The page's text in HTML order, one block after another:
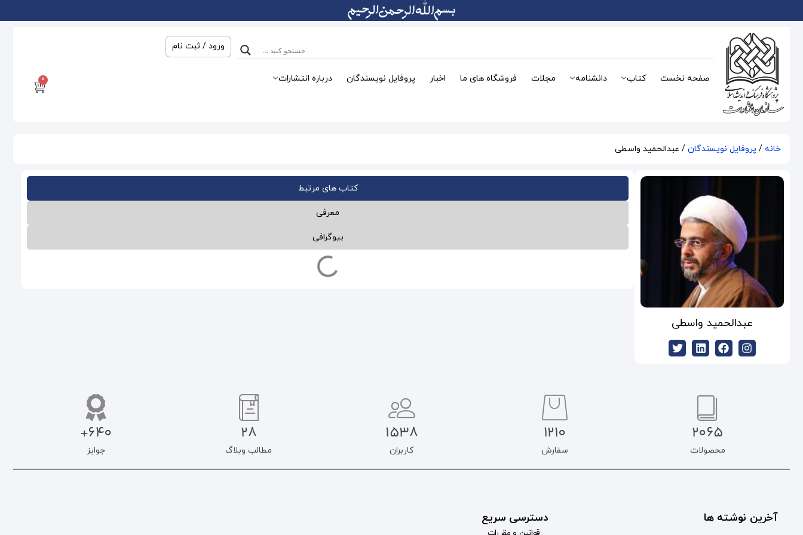
ورود / ثبت نام
صفحه نخست کتاب دانشنامه مجلات فروشگاه های ما اخبار پروفایل نویسندگان درباره انتشارات 0
خانه / پروفایل نویسندگان / عبدالحمید واسطی
عبدالحمید واسطی
کتاب های مرتبط
معرفی
بیوگرافی
2065
محصولات
1210
سفارش
1538
کاربران
28
مطالب وبلاگ
640+
جوایز
آخرین نوشته ها دسترسی سریع